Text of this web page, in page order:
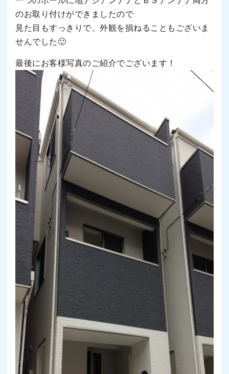
のお取り付けができましたので
見た目もすっきりで、外観を損ねることもございま
せんでした🙂
最後にお客様写真のご紹介でございます！